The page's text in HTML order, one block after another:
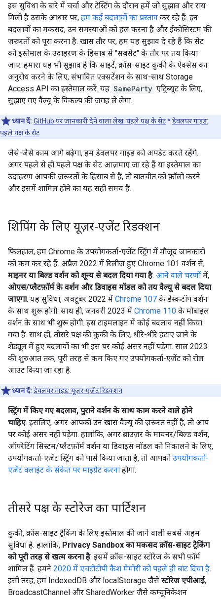
इस सुविधा के बारे में चर्चा और टेस्टिंग के दौरान हमें जो सुझाव और राय
मिली है उसके आधार पर, हम कई बदलावों का प्रस्ताव कर रहे हैं. इन
बदलावों का मकसद, उन समस्याओं को हल करना है और ईकोसिस्टम की
ज़रूरतों को पूरा करना है. खास तौर पर, हम यह सुझाव दे रहे हैं कि सेट
को इस्तेमाल के उदाहरण के हिसाब से "सबसेट" के तौर पर तय किया
जाए. हमारा यह भी सुझाव है कि साइटें, क्रॉस-साइट कुकी के ऐक्सेस का
अनुरोध करने के लिए, संभावित एक्सटेंशन के साथ-साथ Storage
Access API का इस्तेमाल करें. यह SameParty एट्रिब्यूट के लिए,
सुझाए गए वैल्यू के विकल्प की जगह ले लेगा.
ध्यान दें: GitHub पर जानकारी देने वाला लेख: पहले पक्ष के सेट*डेवलपर गाइड:
पहले पक्ष के सेट
जैसे-जैसे काम आगे बढ़ेगा, हम डेवलपर गाइड को अपडेट करते रहेंगे.
अगर पहले से ही पहले पक्ष के सेट आज़माए जा रहे हैं या इस्तेमाल का
उदाहरण आपकी ज़रूरतों के हिसाब से है, तो बातचीत को फ़ॉलो करने
और इसमें शामिल होने का यह सही समय है.
शिपिंग के लिए यूज़र-एजेंट रिडक्शन
फ़िलहाल, हम Chrome के उपयोगकर्ता-एजेंट स्ट्रिंग में मौजूद जानकारी
को कम कर रहे हैं. अप्रैल 2022 में रिलीज़ हुए Chrome 101 वर्शन से,
माइनर या बिल्ड वर्शन को शून्य से बदल दिया गया है. आने वाले चरणों में,
ओएस/प्लैटफ़ॉर्म के वर्शन और डिवाइस मॉडल को तय वैल्यू से बदल दिया
जाएगा. यह सुविधा, अक्टूबर 2022 में Chrome 107 के डेस्कटॉप वर्शन
के साथ शुरू होगी. साथ ही, जनवरी 2023 में Chrome 110 के मोबाइल
वर्शन के साथ भी शुरू होगी. इस टाइमलाइन में कोई बदलाव नहीं किया
गया है. साथ ही, तीसरे पक्ष की कुकी के लिए, धीरे-धीरे हटाए जाने के
शेड्यूल में हुए बदलावों का भी इस पर कोई असर नहीं पड़ेगा. साल 2023
की शुरुआत तक, पूरी तरह से कम किए गए उपयोगकर्ता-एजेंट को रोल
आउट किया जा रहा है.
ध्यान दें: डेवलपर गाइड: यूज़र-एजेंट रिडक्शन
स्ट्रिंग में किए गए बदलाव, पुराने वर्शन के साथ काम करने वाले होने
चाहिए. इसलिए, अगर आपको उन खास वैल्यू की ज़रूरत नहीं है, तो आप
पर कोई असर नहीं पड़ेगा. हालांकि, अगर ब्राउज़र के मायनर/बिल्ड वर्शन,
ऑपरेटिंग सिस्टम/प्लैटफ़ॉर्म वर्शन या डिवाइस मॉडल को निकालने के लिए,
उपयोगकर्ता-एजेंट स्ट्रिंग को पार्स किया जाता है, तो आपको उपयोगकर्ता-
एजेंट क्लाइंट के संकेत पर माइग्रेट करना होगा.
तीसरे पक्ष के स्टोरेज का पार्टिशन
कुकी, क्रॉस-साइट ट्रैकिंग के लिए इस्तेमाल की जाने वाली सबसे अहम
सुविधा है. हालांकि, Privacy Sandbox का मकसद क्रॉस-साइट ट्रैकिंग
को पूरी तरह से खत्म करना है. इसमें क्रॉस-साइट स्टोरेज के सभी फ़ॉर्म
शामिल हैं. हमने 2020 में एचटीटीपी कैश मेमोरी को पहले ही बांट दिया है.
इसी तरह, हम IndexedDB और localStorage जैसे स्टोरेज एपीआई,
BroadcastChannel और SharedWorker जैसे कम्यूनिकेशन